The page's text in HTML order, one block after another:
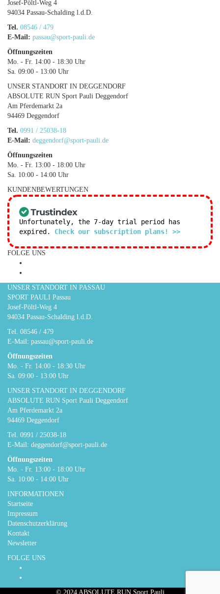
Josef-Pöltl-Weg 4
94034 Passau-Schalding l.d.D.
Tel. 08546 / 479
E-Mail: passau@sport-pauli.de
Öffnungszeiten
Mo. - Fr. 14:00 - 18:30 Uhr
Sa. 09:00 - 13:00 Uhr
UNSER STANDORT IN DEGGENDORF
ABSOLUTE RUN Sport Pauli Deggendorf
Am Pferdemarkt 2a
94469 Deggendorf
Tel. 0991 / 25038-18
E-Mail: deggendorf@sport-pauli.de
Öffnungszeiten
Mo. - Fr. 13:00 - 18:00 Uhr
Sa. 10:00 - 14:00 Uhr
KUNDENBEWERTUNGEN
Unfortunately, the 7-day trial period has
expired. Check our subscription plans! >>
FOLGE UNS
UNSER STANDORT IN PASSAU
SPORT PAULI Passau
Josef-Pöltl-Weg 4
94034 Passau-Schalding l.d.D.
Tel. 08546 / 479
E-Mail: passau@sport-pauli.de
Öffnungszeiten
Mo. - Fr. 14:00 - 18:30 Uhr
Sa. 09:00 - 13:00 Uhr
UNSER STANDORT IN DEGGENDORF
ABSOLUTE RUN Sport Pauli Deggendorf
Am Pferdemarkt 2a
94469 Deggendorf
Tel. 0991 / 25038-18
E-Mail: deggendorf@sport-pauli.de
Öffnungszeiten
Mo. - Fr. 13:00 - 18:00 Uhr
Sa. 10:00 - 14:00 Uhr
INFORMATIONEN
Startseite
Impressum
Datenschutzerklärung
Kontakt
Newsletter
FOLGE UNS
© 2024 ABSOLUTE RUN Sport Pauli